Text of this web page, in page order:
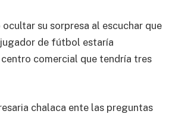
su sorpresa al escuchar que
de fútbol estaría
comercial que tendría tres
chalaca ente las preguntas